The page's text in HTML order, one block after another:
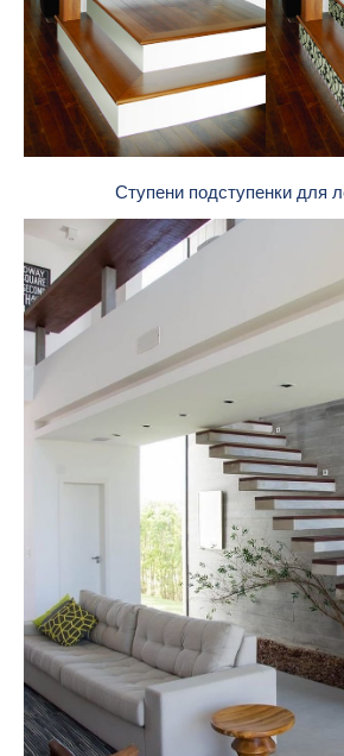
Ступени подступенки для